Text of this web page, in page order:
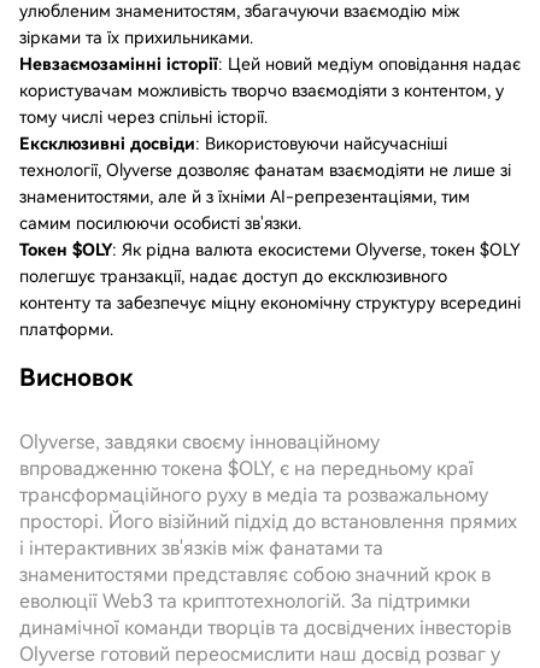
улюбленим знаменитостям, збагачуючи взаємодію між
зірками та їх прихильниками.
Невзаємозамінні історії: Цей новий медіум оповідання надає
користувачам можливість творчо взаємодіяти з контентом, у
тому числі через спільні історії.
Ексклюзивні досвіди: Використовуючи найсучасніші
технології, Olyverse дозволяє фанатам взаємодіяти не лише зі
знаменитостями, але й з їхніми AI-репрезентаціями, тим
самим посилюючи особисті зв'язки.
Токен $OLY: Як рідна валюта екосистеми Olyverse, токен $OLY
полегшує транзакції, надає доступ до ексклюзивного
контенту та забезпечує міцну економічну структуру всередині
платформи.
Висновок
Olyverse, завдяки своєму інноваційному
впровадженню токена $OLY, є на передньому краї
трансформаційного руху в медіа та розважальному
просторі. Його візійний підхід до встановлення прямих
і інтерактивних зв'язків між фанатами та
знаменитостями представляє собою значний крок в
еволюції Web3 та криптотехнологій. За підтримки
динамічної команди творців та досвідчених інвесторів
Olyverse готовий переосмислити наш досвід розваг у